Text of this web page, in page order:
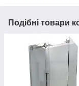
Подібні товари